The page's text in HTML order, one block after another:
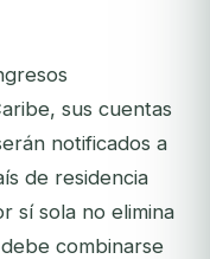
sus cuentas
notificados a
de residencia
sí sola no elimina
combinarse